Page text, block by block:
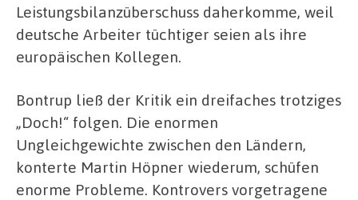
Leistungsbilanzüberschuss daherkomme, weil
deutsche Arbeiter tüchtiger seien als ihre
europäischen Kollegen.
Bontrup ließ der Kritik ein dreifaches trotziges
„Doch!“ folgen. Die enormen
Ungleichgewichte zwischen den Ländern,
konterte Martin Höpner wiederum, schüfen
enorme Probleme. Kontrovers vorgetragene